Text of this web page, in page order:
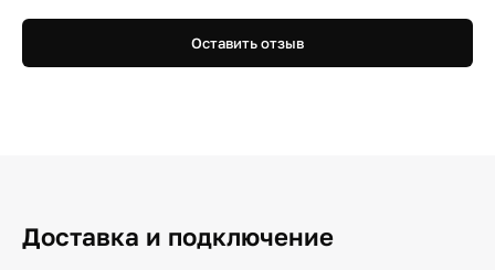
Оставить отзыв
Доставка и подключение